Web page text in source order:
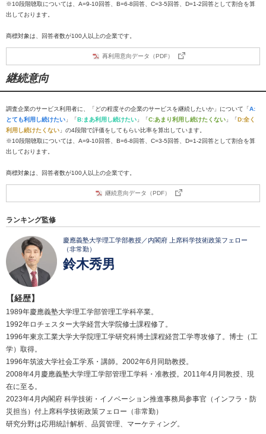
※10段階聴取については、A=9-10回答、B=6-8回答、C=3-5回答、D=1-2回答として割合を算
出しております。
商標対象は、回答者数が100人以上の企業です。
再利用意向データ（PDF）
継続意向
調査企業のサービス利用者に、「どの程度その企業のサービスを継続したいか」について「A:
とても利用し続けたい 」「B:まあ利用し続けたい 」「C:あまり利用し続けたくない 」「D:全く
利用し続けたくない 」の4段階で評価をしてもらい比率を算出しています。
※10段階聴取については、A=9-10回答、B=6-8回答、C=3-5回答、D=1-2回答として割合を算
出しております。
商標対象は、回答者数が100人以上の企業です。
継続意向データ（PDF）
ランキング監修
慶應義塾大学理工学部教授／内閣府 上席科学技術政策フェロー
（非常勤）
鈴木秀男
【経歴】
1989年慶應義塾大学理工学部管理工学科卒業。
1992年ロチェスター大学経営大学院修士課程修了。
1996年東京工業大学大学院理工学研究科博士課程経営工学専攻修了。博士（工
学）取得。
1996年筑波大学社会工学系・講師。2002年6月同助教授。
2008年4月慶應義塾大学理工学部管理工学科・准教授。2011年4月同教授、現
在に至る。
2023年4月内閣府 科学技術・イノベーション推進事務局参事官（インフラ・防
災担当）付上席科学技術政策フェロー（非常勤）
研究分野は応用統計解析、品質管理、マーケティング。